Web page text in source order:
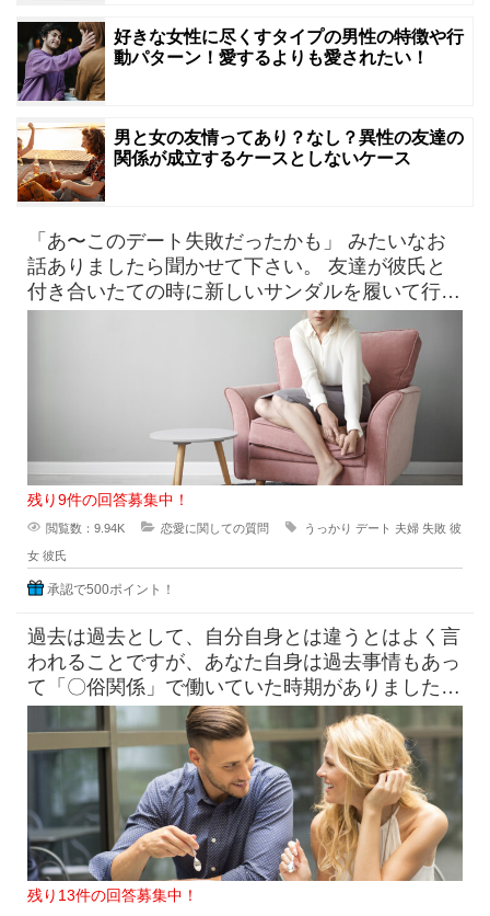
好きな女性に尽くすタイプの男性の特徴や行
動パターン！愛するよりも愛されたい！
男と女の友情ってあり？なし？異性の友達の
関係が成立するケースとしないケース
「あ〜このデート失敗だったかも」 みたいなお
話ありましたら聞かせて下さい。 友達が彼氏と
付き合いたての時に新しいサンダルを履いて行っ
たら、見事に靴擦れを
残り9件の回答募集中！
閲覧数：9.94K 恋愛に関しての質問 うっかり デート 夫婦 失敗 彼
女 彼氏
承認で500ポイント！
過去は過去として、自分自身とは違うとはよく言
われることですが、あなた自身は過去事情もあっ
て「〇俗関係」で働いていた時期がありました
が、それを経ていまの自分がある
残り13件の回答募集中！